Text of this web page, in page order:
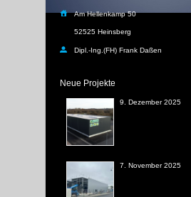
Am Hellenkamp 50
52525 Heinsberg
Dipl.-Ing.(FH) Frank Daßen
Neue Projekte
9. Dezember 2025
7. November 2025